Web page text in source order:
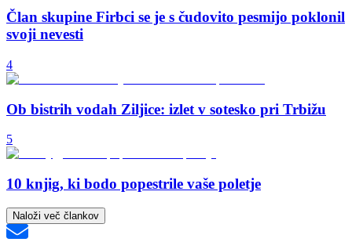
Član skupine Firbci se je s čudovito pesmijo poklonil
svoji nevesti
4
Ob bistrih vodah Ziljice: izlet v sotesko pri Trbižu
5
10 knjig, ki bodo popestrile vaše poletje
Naloži več člankov